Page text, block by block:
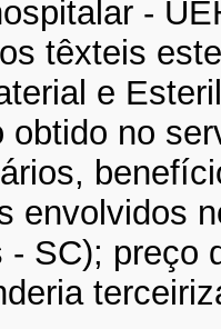
-
têxteis
e
obtido no
envolvidos
SC); preço